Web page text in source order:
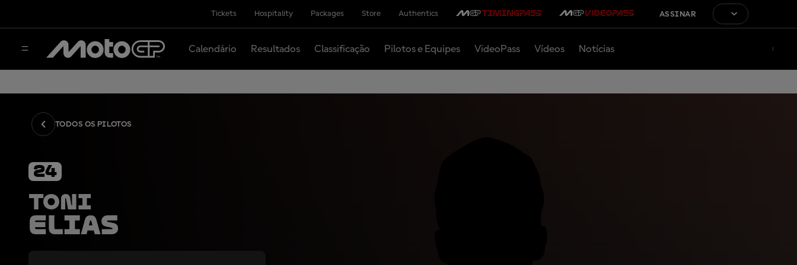
Tickets Hospitality Packages Store Authentics ASSINAR
Calendário Resultados Classificação Pilotos e Equipes VideoPass Vídeos Notícias
TODOS OS PILOTOS
24
Toni
Elias